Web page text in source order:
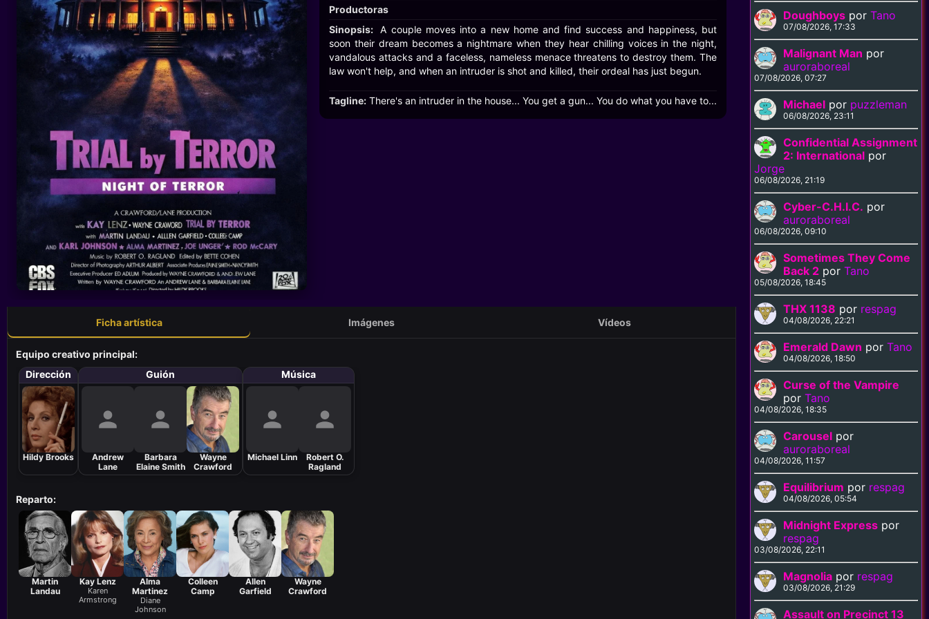
Productoras
Sinopsis: A couple moves into a new home and find success and happiness, but
soon their dream becomes a nightmare when they hear chilling voices in the night,
vandalous attacks and a faceless, nameless menace threatens to destroy them. The
law won't help, and when an intruder is shot and killed, their ordeal has just begun.
Tagline: There's an intruder in the house... You get a gun... You do what you have to...
Ficha artística Imágenes Vídeos
Equipo creativo principal:
Dirección
Hildy Brooks
Guión
Andrew
Lane
Barbara
Elaine Smith
Wayne
Crawford
Música
Michael Linn
Robert O.
Ragland
Reparto:
Martin
Landau
Kay Lenz
Karen
Armstrong
Alma
Martinez
Diane
Johnson
Colleen
Camp
Allen
Garfield
Wayne
Crawford
Doughboys porTano
07/08/2026, 17:33
Malignant Man por
auroraboreal
07/08/2026, 07:27
Michael por puzzleman
06/08/2026, 23:11
Confidential Assignment
2: International por
Jorge
06/08/2026, 21:19
Cyber-C.H.I.C. por
auroraboreal
06/08/2026, 09:10
Sometimes They Come
Back 2 porTano
05/08/2026, 18:45
THX 1138 por respag
04/08/2026, 22:21
Emerald Dawn porTano
04/08/2026, 18:50
Curse of the Vampire
porTano
04/08/2026, 18:35
Carousel por
auroraboreal
04/08/2026, 11:57
Equilibrium por respag
04/08/2026, 05:54
Midnight Express por
respag
03/08/2026, 22:11
Magnolia por respag
03/08/2026, 21:29
Assault on Precinct 13